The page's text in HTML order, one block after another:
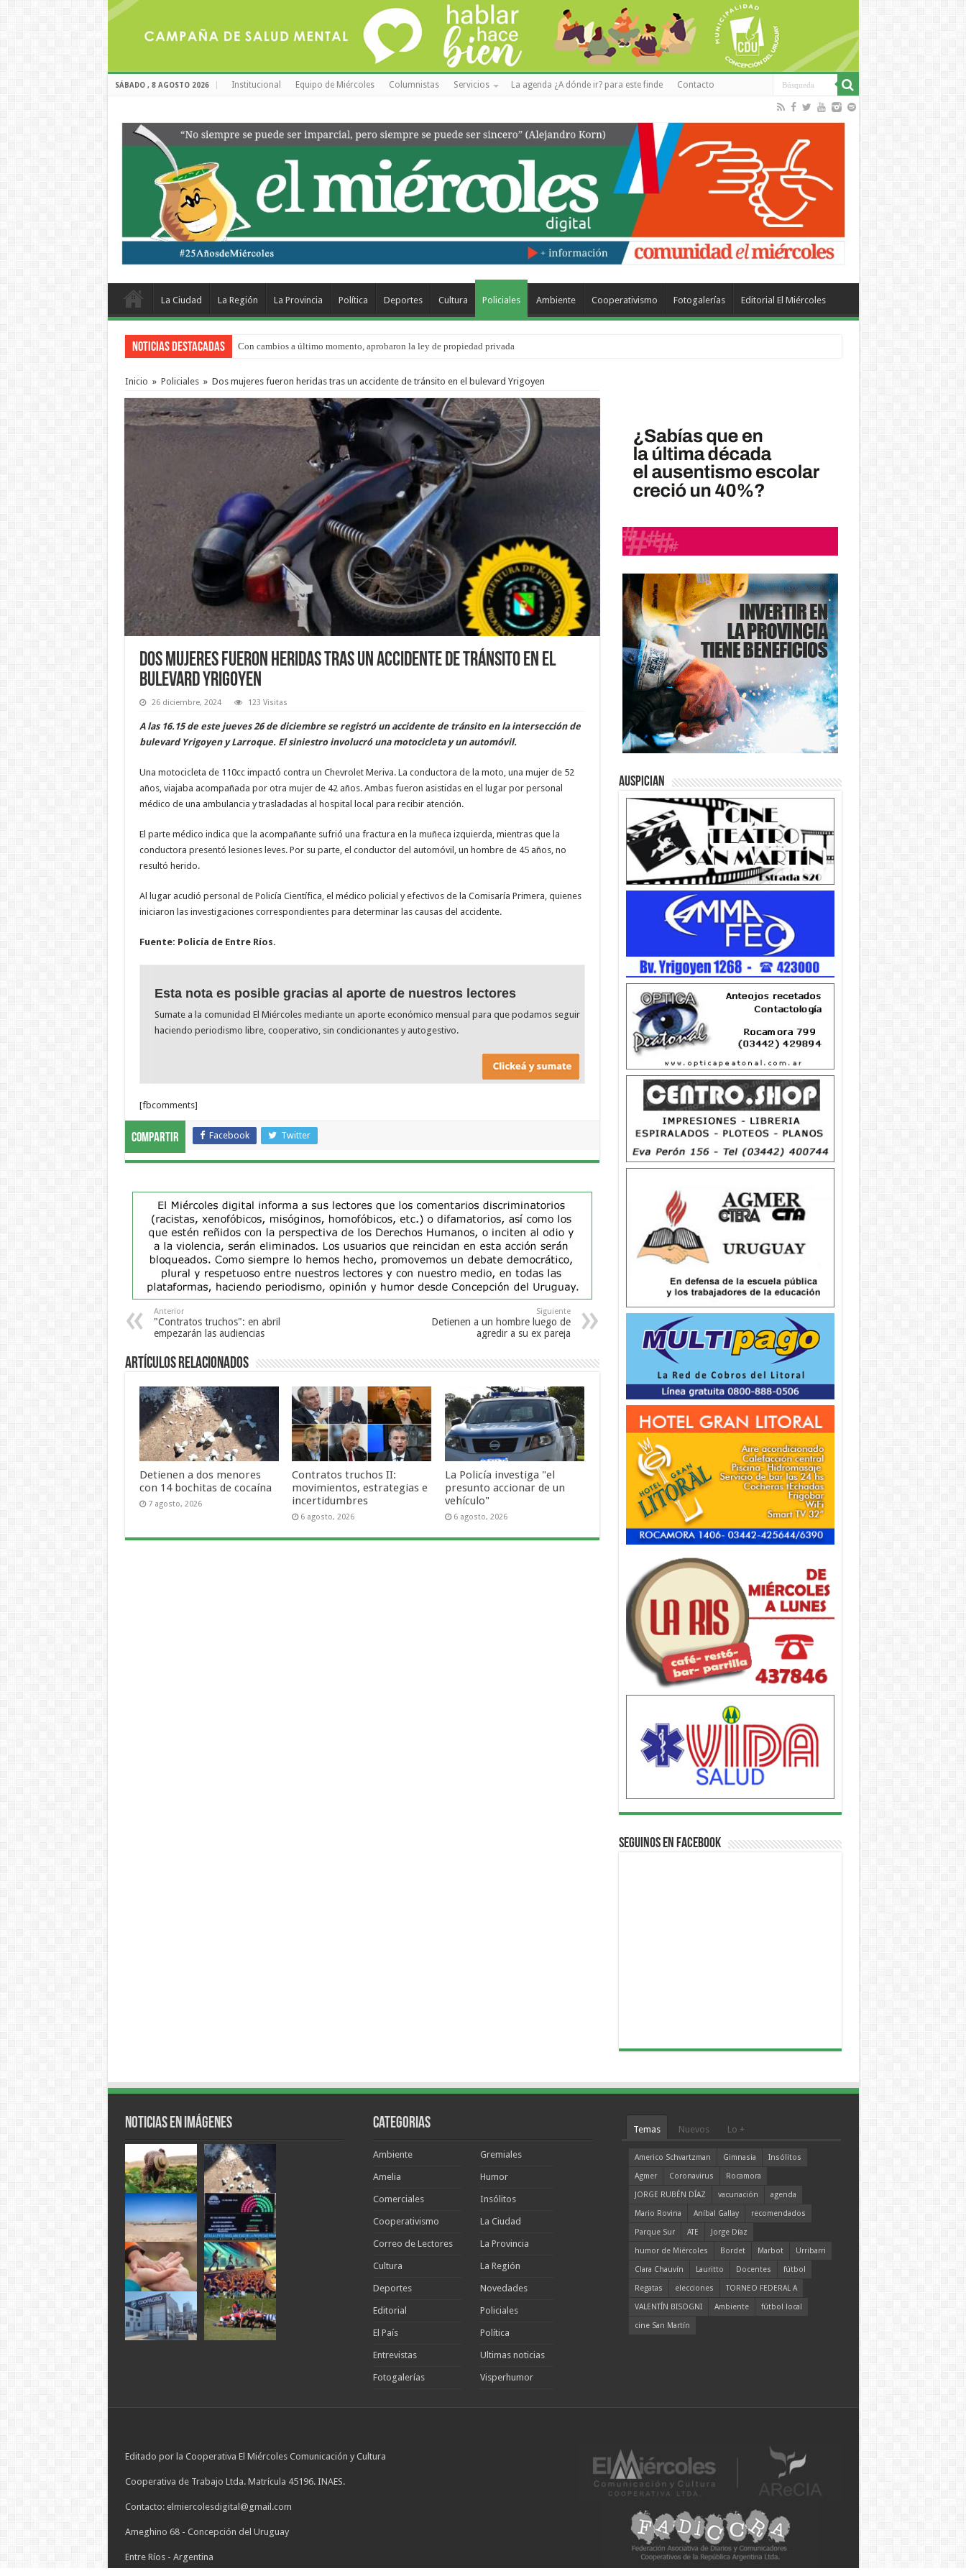
SÁBADO , 8 AGOSTO 2026 Institucional Equipo de Miércoles Columnistas Servicios La agenda ¿A dónde ir? para este finde Contacto
La Ciudad La Región La Provincia Política Deportes Cultura Policiales Ambiente Cooperativismo Fotogalerías Editorial El Miércoles
Noticias Destacadas Con cambios a último momento, aprobaron la ley de propiedad privada
Inicio » Policiales » Dos mujeres fueron heridas tras un accidente de tránsito en el bulevard Yrigoyen
Dos mujeres fueron heridas tras un accidente de tránsito en el
bulevard Yrigoyen
26 diciembre, 2024 123 Visitas
A las 16.15 de este jueves 26 de diciembre se registró un accidente de tránsito en la intersección de
bulevard Yrigoyen y Larroque. El siniestro involucró una motocicleta y un automóvil.
Una motocicleta de 110cc impactó contra un Chevrolet Meriva. La conductora de la moto, una mujer de 52
años, viajaba acompañada por otra mujer de 42 años. Ambas fueron asistidas en el lugar por personal
médico de una ambulancia y trasladadas al hospital local para recibir atención.
El parte médico indica que la acompañante sufrió una fractura en la muñeca izquierda, mientras que la
conductora presentó lesiones leves. Por su parte, el conductor del automóvil, un hombre de 45 años, no
resultó herido.
Al lugar acudió personal de Policía Científica, el médico policial y efectivos de la Comisaría Primera, quienes
iniciaron las investigaciones correspondientes para determinar las causas del accidente.
Fuente: Policía de Entre Ríos.
Esta nota es posible gracias al aporte de nuestros lectores
Sumate a la comunidad El Miércoles mediante un aporte económico mensual para que podamos seguir
haciendo periodismo libre, cooperativo, sin condicionantes y autogestivo.
[fbcomments]
Compartir Facebook Twitter
Anterior
"Contratos truchos": en abril
empezarán las audiencias
Siguiente
Detienen a un hombre luego de
agredir a su ex pareja
Artículos Relacionados
Detienen a dos menores
con 14 bochitas de cocaína
7 agosto, 2026
Contratos truchos II:
movimientos, estrategias e
incertidumbres
6 agosto, 2026
La Policía investiga "el
presunto accionar de un
vehículo"
6 agosto, 2026
Auspician
Seguinos en Facebook
Noticias en Imágenes Categorias
Ambiente
Amelia
Comerciales
Cooperativismo
Correo de Lectores
Cultura
Deportes
Editorial
El País
Entrevistas
Fotogalerías
Gremiales
Humor
Insólitos
La Ciudad
La Provincia
La Región
Novedades
Policiales
Política
Ultimas noticias
Visperhumor
Temas Nuevos Lo +
Americo Schvartzman Gimnasia
Insólitos
Agmer
Coronavirus
Rocamora
JORGE RUBÉN DÍAZ
vacunación
agenda
Mario Rovina
Aníbal Gallay
recomendados
Parque Sur
ATE
Jorge Díaz
humor de Miércoles
Bordet Marbot
Urribarri
Clara Chauvín
Lauritto Docentes
fútbol
Regatas
elecciones
TORNEO FEDERAL A
VALENTÍN BISOGNI
Ambiente
fútbol local
cine San Martín
Editado por la Cooperativa El Miércoles Comunicación y Cultura
Cooperativa de Trabajo Ltda. Matrícula 45196. INAES.
Contacto: elmiercolesdigital@gmail.com
Ameghino 68 - Concepción del Uruguay
Entre Ríos - Argentina